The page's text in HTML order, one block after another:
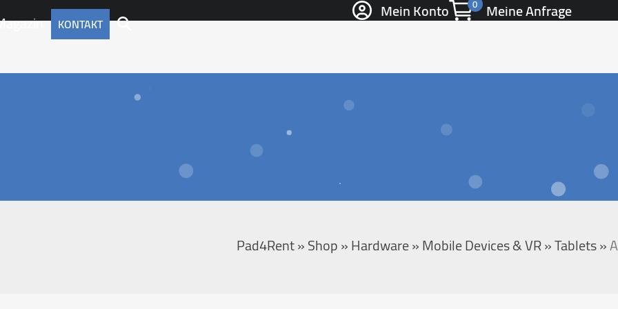
Mein Konto 0 Meine Anfrage
KONTAKT
Pad4Rent»Shop»Hardware»Mobile Devices & VR»Tablets»